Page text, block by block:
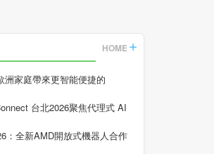
HOME
洲家庭帶來更智能便捷的
台北2026聚焦代理式 AI
：全新AMD開放式機器人合作